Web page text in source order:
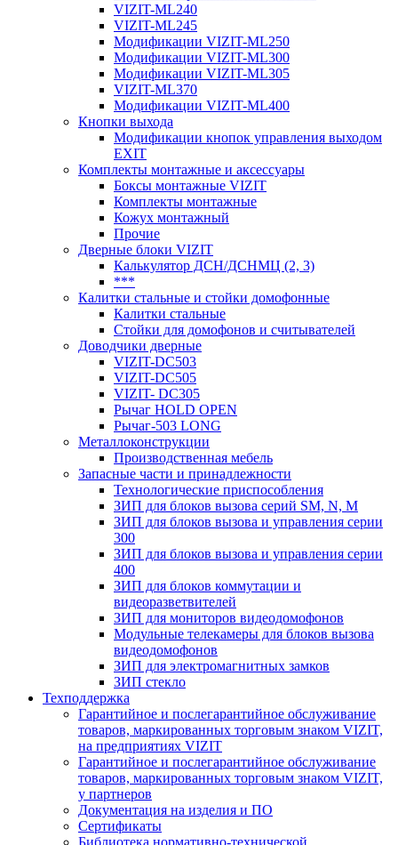
VIZIT-ML240
VIZIT-ML245
Модификации VIZIT-ML250
Модификации VIZIT-ML300
Модификации VIZIT-ML305
VIZIT-ML370
Модификации VIZIT-ML400
Кнопки выхода
Модификации кнопок управления выходом
EXIT
Комплекты монтажные и аксессуары
Боксы монтажные VIZIT
Комплекты монтажные
Кожух монтажный
Прочие
Дверные блоки VIZIT
Калькулятор ДСН/ДСНМЦ (2, 3)
***
Калитки стальные и стойки домофонные
Калитки стальные
Стойки для домофонов и считывателей
Доводчики дверные
VIZIT-DC503
VIZIT-DC505
VIZIT- DC305
Рычаг HOLD OPEN
Рычаг-503 LONG
Металлоконструкции
Производственная мебель
Запасные части и принадлежности
Технологические приспособления
ЗИП для блоков вызова серий SM, N, M
ЗИП для блоков вызова и управления серии
300
ЗИП для блоков вызова и управления серии
400
ЗИП для блоков коммутации и
видеоразветвителей
ЗИП для мониторов видеодомофонов
Модульные телекамеры для блоков вызова
видеодомофонов
ЗИП для электромагнитных замков
ЗИП стекло
Техподдержка
Гарантийное и послегарантийное обслуживание
товаров, маркированных торговым знаком VIZIT,
на предприятиях VIZIT
Гарантийное и послегарантийное обслуживание
товаров, маркированных торговым знаком VIZIT,
у партнеров
Документация на изделия и ПО
Сертификаты
Библиотека нормативно-технической